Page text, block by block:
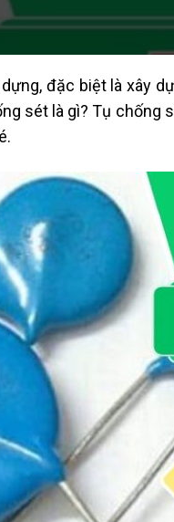
đặc biệt là xây
sét là gì? Tụ chống